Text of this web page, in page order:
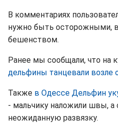
В комментариях
нужно быть осторожными,
бешенством.
Ранее мы сообщали, что на
дельфины танцевали возле
Также в Одессе Дельфин
- мальчику наложили швы, а
неожиданную развязку.